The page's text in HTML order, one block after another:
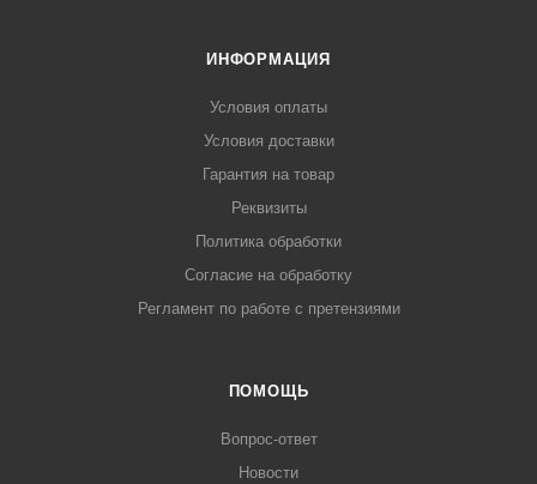
ИНФОРМАЦИЯ
Условия оплаты
Условия доставки
Гарантия на товар
Реквизиты
Политика обработки
Согласие на обработку
Регламент по работе с претензиями
ПОМОЩЬ
Вопрос-ответ
Новости